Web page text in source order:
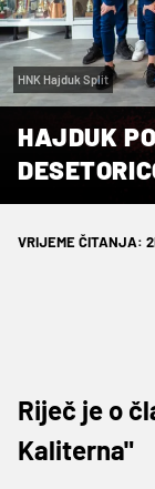
HNK Hajduk Split
HAJDUK
VRIJEME ČITANJA:
Riječ je o
Kaliterna"